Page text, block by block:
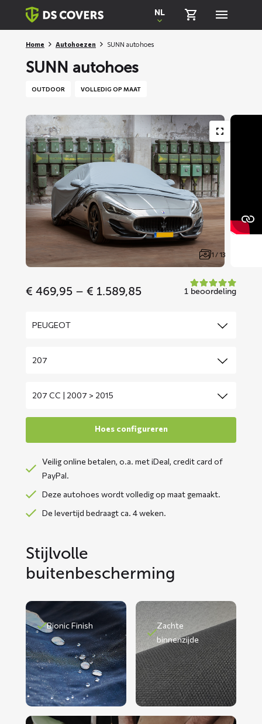
Skiplinks
NL
Home Autohoezen SUNN autohoes
SUNN autohoes
OUTDOOR VOLLEDIG OP MAAT
1 / 13
€ 469,95 – € 1.589,85Price
1 beoordeling
Veilig online betalen, o.a. met iDeal, credit card of
PayPal.
Deze autohoes wordt volledig op maat gemaakt.
De levertijd bedraagt ca. 4 weken.
Stijlvolle
buitenbescherming
Bionic Finish
Zachte
binnenzijde